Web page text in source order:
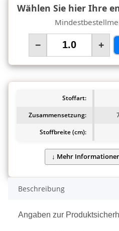
Wählen Sie hier Ihre
− +
Stoffart:
Zusammensetzung:
Stoffbreite (cm):
Beschreibung
Angaben zur